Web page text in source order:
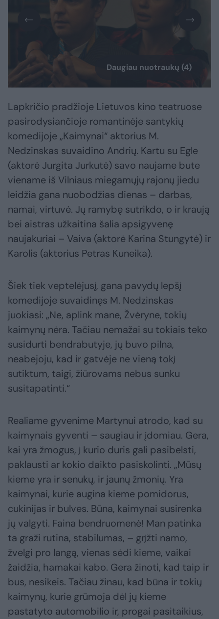
Daugiau nuotraukų (4)
Lapkričio pradžioje Lietuvos kino teatruose
pasirodysiančioje romantinėje santykių
komedijoje „Kaimynai“ aktorius M.
Nedzinskas suvaidino Andrių. Kartu su Egle
(aktorė Jurgita Jurkutė) savo naujame bute
viename iš Vilniaus miegamųjų rajonų jiedu
leidžia gana nuobodžias dienas – darbas,
namai, virtuvė. Jų ramybę sutrikdo, o ir kraują
bei aistras užkaitina šalia apsigyvenę
naujakuriai – Vaiva (aktorė Karina Stungytė) ir
Karolis (aktorius Petras Kuneika).
Šiek tiek veptelėjusį, gana pavydų lepšį
komedijoje suvaidinęs M. Nedzinskas
juokiasi: „Ne, aplink mane, Žvėryne, tokių
kaimynų nėra. Tačiau nemažai su tokiais teko
susidurti bendrabutyje, jų buvo pilna,
neabejoju, kad ir gatvėje ne vieną tokį
sutiktum, taigi, žiūrovams nebus sunku
susitapatinti.“
Realiame gyvenime Martynui atrodo, kad su
kaimynais gyventi – saugiau ir įdomiau. Gera,
kai yra žmogus, į kurio duris gali pasibelsti,
paklausti ar kokio daikto pasiskolinti. „Mūsų
kieme yra ir senukų, ir jaunų žmonių. Yra
kaimynai, kurie augina kieme pomidorus,
cukinijas ir bulves. Būna, kaimynai susirenka
jų valgyti. Faina bendruomenė! Man patinka
ta graži rutina, stabilumas, – grįžti namo,
žvelgi pro langą, vienas sėdi kieme, vaikai
žaidžia, hamakai kabo. Gera žinoti, kad taip ir
bus, nesikeis. Tačiau žinau, kad būna ir tokių
kaimynų, kurie grūmoja dėl jų kieme
pastatyto automobilio ir, progai pasitaikius,